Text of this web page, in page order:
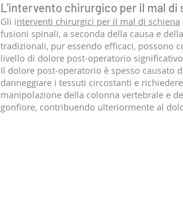
L'intervento chirurgico per il mal di
Gli interventi chirurgici per il mal di schiena
fusioni spinali, a seconda della causa e
tradizionali, pur essendo efficaci, possono
livello di dolore post-operatorio
Il dolore post-operatorio è spesso causato
danneggiare i tessuti circostanti e
manipolazione della colonna vertebrale e
gonfiore, contribuendo ulteriormente al